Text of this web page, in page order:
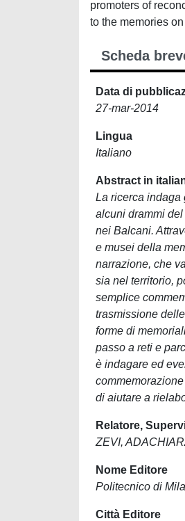
promoters of
to the memories
Scheda
Data di
27-mar-2014
Lingua
Italiano
Abstract in
La ricerca indaga
alcuni drammi
nei Balcani.
e musei della
narrazione, che
sia nel territorio,
semplice
trasmissione
forme di
passo a reti e
è indagare ed
di aiutare a
Relatore,
ZEVI,
Nome Editore
Politecnico di
Città Editore